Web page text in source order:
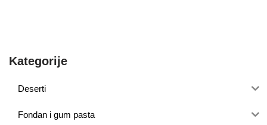
Kategorije
Deserti
Fondan i gum pasta